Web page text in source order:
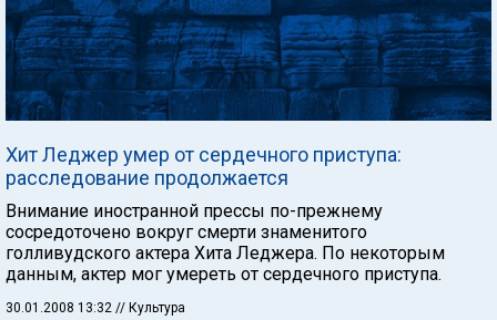
Хит Леджер умер от сердечного приступа:
расследование продолжается
Внимание иностранной прессы по-прежнему
сосредоточено вокруг смерти знаменитого
голливудского актера Хита Леджера. По некоторым
данным, актер мог умереть от сердечного приступа.
30.01.2008 13:32 // Культура